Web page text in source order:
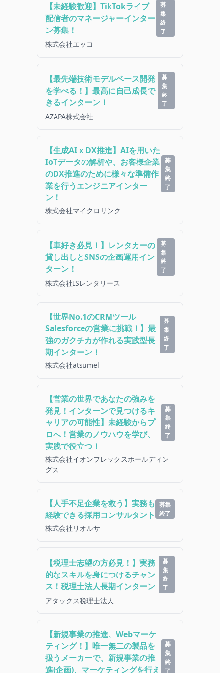
【未経験歓迎】TikTokライブ
配信者のマネージャーインター
ン募集！
募
集
終
了
株式会社エッコ
【最先端技術モデルベース開発
を学べる！】最高に自己成長で
きるインターン！
募
集
終
了
AZAPA株式会社
【生成AI x DX推進】AIを用いた
IoTデータの解析や、お客様企業
のDX推進のために様々な準備作
業を行うエンジニアインター
ン！
募
集
終
了
株式会社マイクロリンク
【車好き必見！】レンタカーの
貸し出しとSNSの企画運用イン
ターン！
募
集
終
了
株式会社ISレンタリース
【世界No.1のCRMツール
Salesforceの営業に挑戦！】最
強のガクチカが作れる実践型長
期インターン！
募
集
終
了
株式会社atsumel
【営業の世界であなたの強みを
発見！インターンで見つけるキ
ャリアの可能性】未経験からプ
ロへ！営業のノウハウを学び、
実践で役立つ！
募
集
終
了
株式会社イオンフレックスホールディン
グス
【人手不足企業を救う】実務も
経験できる採用コンサルタント
募集
終了
株式会社リオルサ
【税理士志望の方必見！】実務
的なスキルを身につけるチャン
ス！税理士法人長期インターン
募
集
終
了
アタックス税理士法人
【新規事業の推進、Webマーケ
ティング！】唯一無二の製品を
扱うメーカーで、新規事業の推
進(企画)、マーケティングを行え
募
集
終
了